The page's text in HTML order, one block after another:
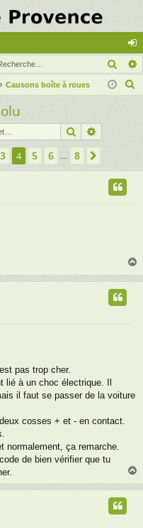
on
ne
Causons boîte à roues
Rechercher
3 4 5 6 8
a
u
pas trop cher.
lié à un choc électrique. Il
il faut se passer de la voiture
cosses + et - en contact.
normalement, ça remarche.
de bien vérifier que tu
a